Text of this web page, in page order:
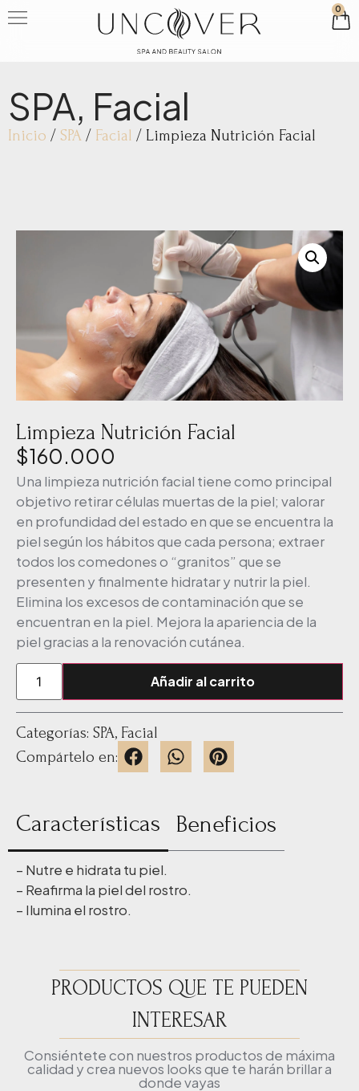
0
SPA, Facial
Inicio / SPA / Facial / Limpieza Nutrición Facial
Limpieza Nutrición Facial
$160.000
Una limpieza nutrición facial tiene como principal
objetivo retirar células muertas de la piel; valorar
en profundidad del estado en que se encuentra la
piel según los hábitos que cada persona; extraer
todos los comedones o “granitos” que se
presenten y finalmente hidratar y nutrir la piel.
Elimina los excesos de contaminación que se
encuentran en la piel. Mejora la apariencia de la
piel gracias a la renovación cutánea.
Añadir al carrito
Categorías: SPA, Facial
Compártelo en:
Características Beneficios
– Nutre e hidrata tu piel.
– Reafirma la piel del rostro.
– Ilumina el rostro.
PRODUCTOS QUE TE PUEDEN
INTERESAR
Consiéntete con nuestros productos de máxima
calidad y crea nuevos looks que te harán brillar a
donde vayas